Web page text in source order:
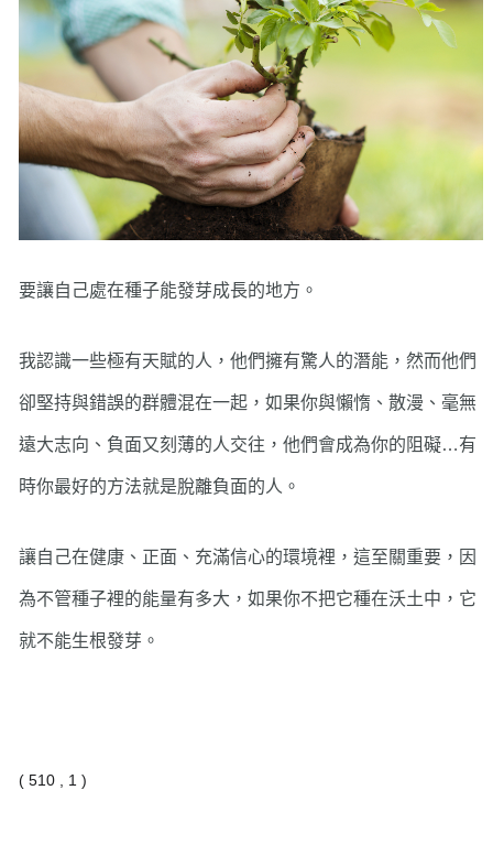
要讓自己處在種子能發芽成長的地方。
我認識一些極有天賦的人，他們擁有驚人的潛能，然而他們
卻堅持與錯誤的群體混在一起，如果你與懶惰、散漫、毫無
遠大志向、負面又刻薄的人交往，他們會成為你的阻礙…有
時你最好的方法就是脫離負面的人。
讓自己在健康、正面、充滿信心的環境裡，這至關重要，因
為不管種子裡的能量有多大，如果你不把它種在沃土中，它
就不能生根發芽。
( 510 , 1 )